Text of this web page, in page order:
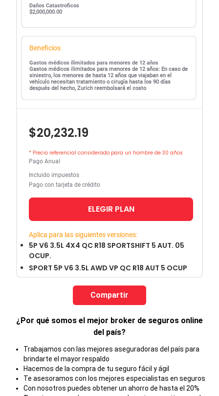
Daños Catastroficos
$2,000,000.00
Beneficios
Gastos médicos ilimitados para menores de 12 años
Gastos médicos ilimitados para menores de 12 años: En caso de
siniestro, los menores de hasta 12 años que viajaban en el
vehículo necesitan tratamiento o cirugía hasta los 90 días
después del hecho, Zurich reembolsará el costo
$20,232.19
* Precio referencial considerado para un hombre de 30 años
Pago Anual
Incluido impuestos
Pago con tarjeta de crédito
ELEGIR PLAN
Aplica para las siguientes versiones:
5P V6 3.5L 4X4 QC R18 SPORTSHIFT 5 AUT. 05
OCUP.
SPORT 5P V6 3.5L AWD VP QC R18 AUT 5 OCUP
Compartir
¿Por qué somos el mejor broker de seguros online
del país?
Trabajamos con las mejores aseguradoras del país para
brindarte el mayor respaldo
Hacemos de la compra de tu seguro fácil y ágil
Te asesoramos con los mejores especialistas en seguros
Con nosotros puedes obtener un ahorro de hasta el 20%